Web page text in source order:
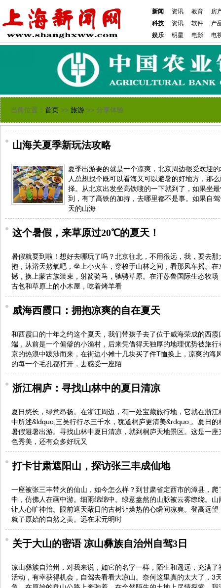
新闻 资讯 教育
房
科技
资讯 软件
产
娱乐
明星 电影 电
当前位置： 首页 >> 旅游 >> 分享体验
山海关夏季新玩法攻略
夏季出游要的就是一个凉爽，北京周边很受欢迎
人总想找个既可以看海又可以避暑的好地方，那
择。从北京出发坐高铁嗖的一下就到了，如果坐
到，有了高铁的加持，去哪里都不是事。如果自
天的山海
这个暑假，来草原过20℃的夏天！
暑假就要到啦！想好去哪玩了吗？北京往北，不用很远，我，要去
抱，沐浴天然氧吧，坐上小火车，穿梭于山林之间，看那风车摇。
撼，换上蒙古族装束，射箭骑马，驰骋草原。在汗苏鲁国际生态牧
古包和草原上的小木屋，吃着烤羊看
威海西霞口：拥抱凉爽的自在夏天
和西霞口的十年之约这个夏天，我们带孩子去了位于威海荣成的西
端，从前是一个偏僻的小渔村，后来凭借得天独厚的地理优势被旅
京的热浪中跋涉而来，在街边小摊十几块买了件T恤换上，凉爽的海
的每一个毛孔都打开，去感受一座陌
浙江桐庐：寻找山林中的夏日清凉
夏日悠长，绿意昂扬。在浙江周边，有一处宝藏旅行地，它就在浙
中所述&ldquo;三吴行行尽三千水，犹道桐庐更清美&rdquo;。夏日
暑假避暑出游。寻找山林中夏日清凉，就到桐庐天地景区。这是一
色秀美，还有众多好玩又
打卡甘肃遮阳山，探访张三丰成仙地
一座被张三丰带火的仙山，如今怎么样？到甘肃省定西市的漳县，
中，仿佛人在画中游。细雨绵绵中。绿意盎然的山脉被云雾缭绕。
让人心旷神怡。眼前遮天蔽日的古树让燥热的心瞬间凉爽。登高远
就了原始的自然之美。远在宋元明时
关于大山的密语 凉山彝族自治州自驾3日
凉山彝族自治州，对我来说，如它的名字一样，陌生和遥远，充满
活动，有幸获得机会，自驾去看看大凉山。奈何这里真的太大了，3